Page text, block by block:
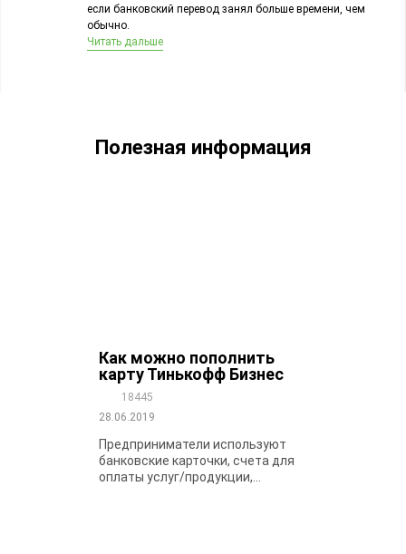
если банковский перевод занял больше времени, чем
обычно.
Читать дальше
Полезная информация
Как можно пополнить
карту Тинькофф Бизнес
18445
28.06.2019
Предприниматели используют
банковские карточки, счета для
оплаты услуг/продукции,...